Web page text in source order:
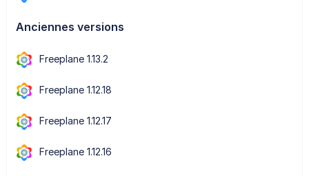
Anciennes versions
Freeplane 1.13.2
Freeplane 1.12.18
Freeplane 1.12.17
Freeplane 1.12.16